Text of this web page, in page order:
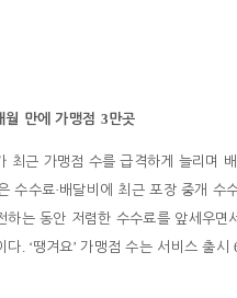
월 만에 가맹점 3만곳
최근 가맹점 수를 급격하게 늘리며
수수료·배달비에 최근 포장 중개 수
하는 동안 저렴한 수수료를 앞세우면
다. ‘땡겨요’ 가맹점 수는 서비스 출시